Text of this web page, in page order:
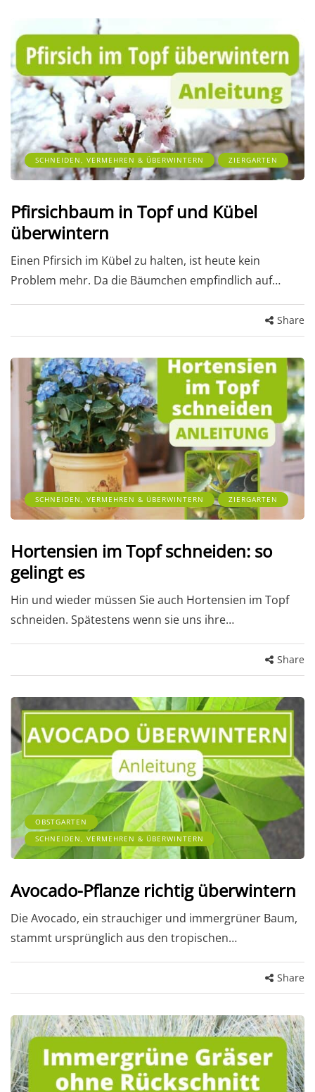
SCHNEIDEN, VERMEHREN & ÜBERWINTERN ZIERGARTEN
Pfirsichbaum in Topf und Kübel
überwintern
Einen Pfirsich im Kübel zu halten, ist heute kein
Problem mehr. Da die Bäumchen empfindlich auf…
Share
SCHNEIDEN, VERMEHREN & ÜBERWINTERN ZIERGARTEN
Hortensien im Topf schneiden: so
gelingt es
Hin und wieder müssen Sie auch Hortensien im Topf
schneiden. Spätestens wenn sie uns ihre…
Share
OBSTGARTEN
SCHNEIDEN, VERMEHREN & ÜBERWINTERN
Avocado-Pflanze richtig überwintern
Die Avocado, ein strauchiger und immergrüner Baum,
stammt ursprünglich aus den tropischen…
Share